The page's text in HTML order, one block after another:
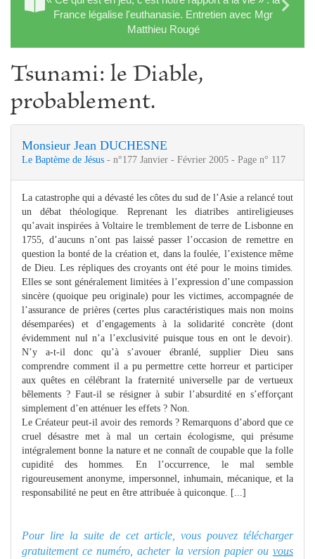
France légalise l'euthanasie. Entretien avec Mgr
Matthieu Rougé
Tsunami: le Diable,
probablement.
Monsieur Jean DUCHESNE
Le Baptème de Jésus - n°177 Janvier - Février 2005 - Page n° 117
La catastrophe qui a dévasté les côtes du sud de l’Asie a relancé tout
un débat théologique. Reprenant les diatribes antireligieuses
qu’avait inspirées à Voltaire le tremblement de terre de Lisbonne en
1755, d’aucuns n’ont pas laissé passer l’occasion de remettre en
question la bonté de la création et, dans la foulée, l’existence même
de Dieu. Les répliques des croyants ont été pour le moins timides.
Elles se sont généralement limitées à l’expression d’une compassion
sincère (quoique peu originale) pour les victimes, accompagnée de
l’assurance de prières (certes plus caractéristiques mais non moins
désemparées) et d’engagements à la solidarité concrète (dont
évidemment nul n’a l’exclusivité puisque tous en ont le devoir).
N’y a-t-il donc qu’à s’avouer ébranlé, supplier Dieu sans
comprendre comment il a pu permettre cette horreur et participer
aux quêtes en célébrant la fraternité universelle par de vertueux
bêlements ? Faut-il se résigner à subir l’absurdité en s’efforçant
simplement d’en atténuer les effets ? Non.
Le Créateur peut-il avoir des remords ? Remarquons d’abord que ce
cruel désastre met à mal un certain écologisme, qui présume
intégralement bonne la nature et ne connaît de coupable que la folle
cupidité des hommes. En l’occurrence, le mal semble
rigoureusement anonyme, impersonnel, inhumain, mécanique, et la
responsabilité ne peut en être attribuée à quiconque. [...]
Pour lire la suite de cet article, vous pouvez télécharger
gratuitement ce numéro, acheter la version papier ou vous